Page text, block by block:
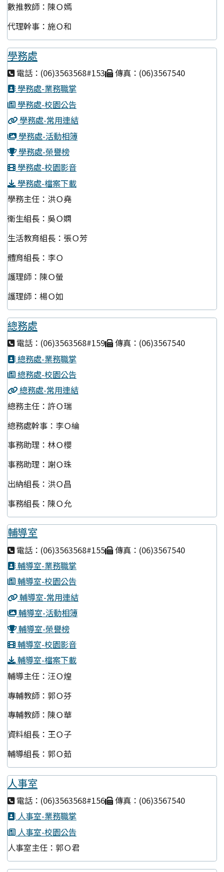
數推教師：陳Ｏ嫣
代理幹事：施Ｏ和
學務處
電話：(06)3563568#153
傳真：(06)3567540
學務處-業務職掌
學務處-校園公告
學務處-常用連結
學務處-活動相簿
學務處-榮譽榜
學務處-校園影音
學務處-檔案下載
學務主任：洪Ｏ堯
衛生組長：吳Ｏ嫻
生活教育組長：張Ｏ芳
體育組長：李Ｏ
護理師：陳Ｏ螢
護理師：楊Ｏ如
總務處
電話：(06)3563568#159
傳真：(06)3567540
總務處-業務職掌
總務處-校園公告
總務處-常用連結
總務主任：許Ｏ瑞
總務處幹事：李Ｏ綸
事務助理：林Ｏ櫻
事務助理：謝Ｏ珠
出納組長：洪Ｏ昌
事務組長：陳Ｏ允
輔導室
電話：(06)3563568#155
傳真：(06)3567540
輔導室-業務職掌
輔導室-校園公告
輔導室-常用連結
輔導室-活動相簿
輔導室-榮譽榜
輔導室-校園影音
輔導室-檔案下載
輔導主任：汪Ｏ煌
專輔教師：郭Ｏ芬
專輔教師：陳Ｏ華
資料組長：王Ｏ子
輔導組長：郭Ｏ茹
人事室
電話：(06)3563568#156
傳真：(06)3567540
人事室-業務職掌
人事室-校園公告
人事室主任：郭Ｏ君